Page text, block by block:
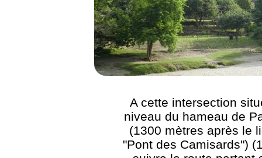
A cette intersection
niveau du hameau de
(1300 mètres après le
"Pont des Camisards")